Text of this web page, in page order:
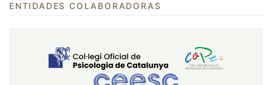
ENTIDADES COLABORADORAS